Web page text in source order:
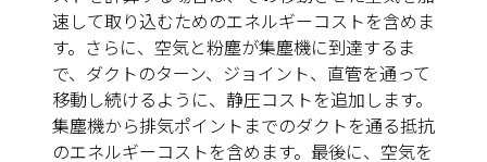
速して取り込むためのエネルギーコストを含めま
す。さらに、空気と粉塵が集塵機に到達するま
で、ダクトのターン、ジョイント、直管を通って
移動し続けるように、静圧コストを追加します。
集塵機から排気ポイントまでのダクトを通る抵抗
のエネルギーコストを含めます。最後に、空気を